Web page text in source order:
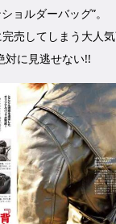
ョルダーバッグ”。
売してしまう大人
対に見逃せない!!